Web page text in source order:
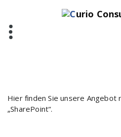
springen
Hier finden Sie unsere Angebot
„SharePoint“.